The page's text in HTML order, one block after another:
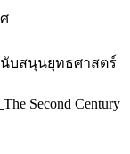
บสนุนยุทธศาสตร์
The Second Century